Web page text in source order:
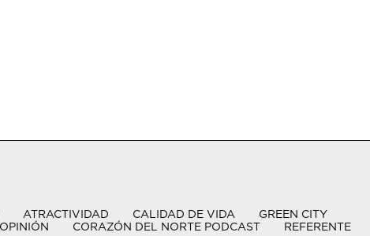
ATRACTIVIDAD CALIDAD DE VIDA
GREEN CITY
CORAZÓN DEL NORTE PODCAST REFERENTE